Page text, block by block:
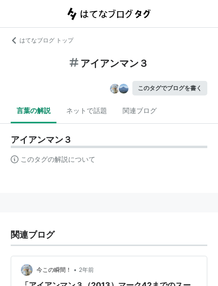
はてなブログ トップ
アイアンマン３
このタグでブログを書く
言葉の解説 ネットで話題 関連ブログ
アイアンマン３
このタグの解説について
関連ブログ
今この瞬間！ • 2年前